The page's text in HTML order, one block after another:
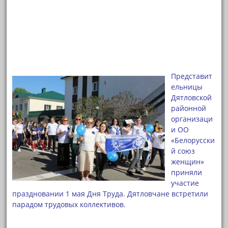
Представит
ельницы
Дятловской
районной
организаци
и ОО
«Белорусски
й союз
женщин»
приняли
участие
праздновании 1 мая Дня Труда. Дятловчане встретили
парадом трудовых коллективов.